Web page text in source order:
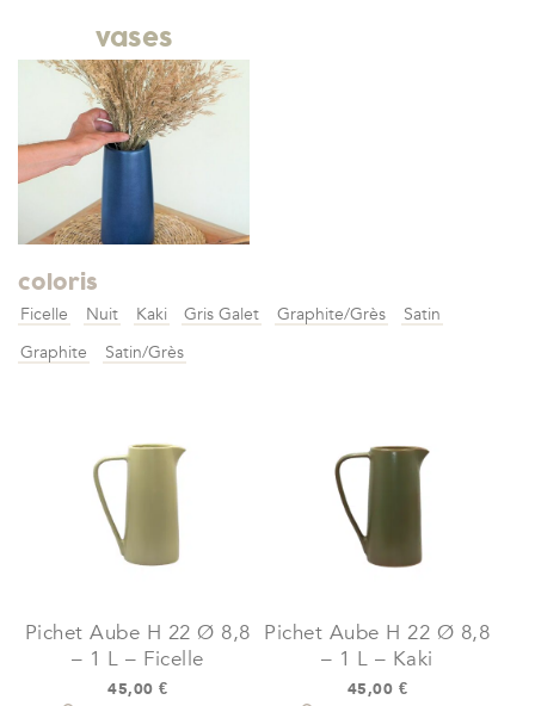
vases
coloris
Ficelle Nuit Kaki Gris Galet Graphite/Grès
Satin
Graphite
Satin/Grès
Pichet Aube H 22 Ø 8,8
– 1 L – Ficelle
45,00€
Pichet Aube H 22 Ø 8,8
– 1 L – Kaki
45,00 €